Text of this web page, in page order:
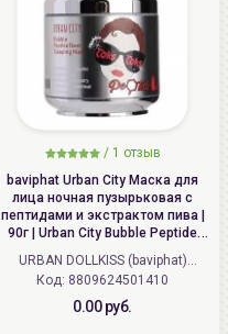
/ 1 отзыв
baviphat Urban City Маска для
лица ночная пузырьковая с
пептидами и экстрактом пива |
90г | Urban City Bubble Peptide
Beer Sleeping Mask
URBAN DOLLKISS (baviphat)
(Корея)
Код: 8809624501410
0.00 руб.